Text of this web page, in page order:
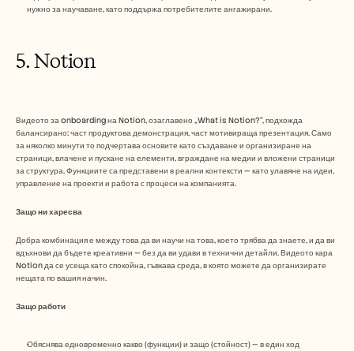
нужно за научаване, като поддържа потребителите ангажирани.
5. Notion
Видеото за onboarding на Notion, озаглавено „What is Notion?“, подхожда
балансирано: част продуктова демонстрация, част мотивираща презентация. Само
за няколко минути то подчертава основите като създаване и организиране на
страници, влачене и пускане на елементи, вграждане на медии и вложени страници
за структура. Функциите са представени в реални контексти — като улавяне на идеи,
управление на проекти и работа с процеси на компанията.
Защо ни харесва
Добра комбинация е между това да ви научи на това, което трябва да знаете, и да ви
вдъхнови да бъдете креативни — без да ви удави в технични детайли. Видеото кара
Notion да се усеща като спокойна, гъвкава среда, в която можете да организирате
нещата по вашия начин.
Защо работи
Обяснява едновременно какво (функции) и защо (стойност) — в един ход